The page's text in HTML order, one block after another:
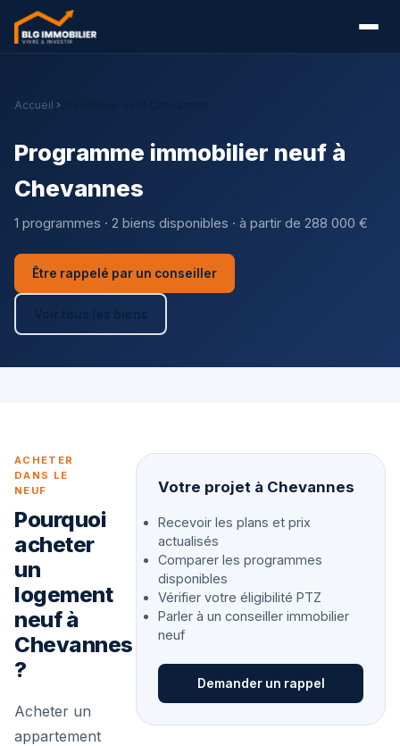
Accueil
Programme immobilier neuf à
Chevannes
1 programmes · 2 biens disponibles · à partir de 288 000 €
Être rappelé par un conseiller
Voir tous les biens
ACHETER
DANS LE
NEUF
Pourquoi
acheter
un
logement
neuf à
Chevannes
?
Acheter un
appartement
Votre projet à Chevannes
Recevoir les plans et prix
actualisés
Comparer les programmes
disponibles
Vérifier votre éligibilité PTZ
Parler à un conseiller immobilier
neuf
Demander un rappel